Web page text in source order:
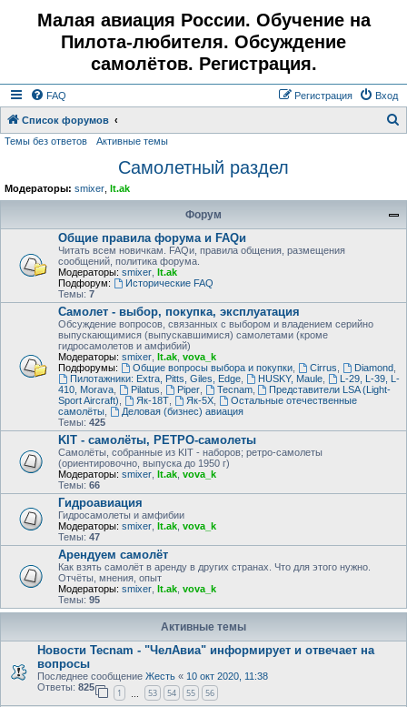
Малая авиация России. Обучение на
Пилота-любителя. Обсуждение
самолётов. Регистрация.
FAQ Вход
Регистрация
Список форумов
Темы без ответов Активные темы
Самолетный раздел
Модераторы: smixer lt.ak
Форум
Общие правила форума и FAQи
Читать всем новичкам. FAQи, правила общения, размещения
сообщений, политика форума.
Модераторы: smixer lt.ak
Подфорум:
Исторические FAQ
Темы: 7
Самолет - выбор, покупка, эксплуатация
Обсуждение вопросов, связанных с выбором и владением серийно
выпускающимися (выпускавшимися) самолетами (кроме
гидросамолетов и амфибий)
Модераторы: smixer lt.ak vova_k
Подфорумы:
Общие вопросы выбора и покупки, Cirrus Diamond,
Пилотажники: Extra, Pitts, Giles, Edge, HUSKY, Maule,
L-29, L-39, L-
410, Morava
Pilatus Piper, Tecnam,
Представители LSA (Light-
Sport Aircraft)
Як-18Т, Як-5Х,
Остальные отечественные
самолёты
Деловая (бизнес) авиация
Темы: 425
KIT - самолёты, РЕТРО-самолеты
Самолёты, собранные из KIT - наборов; ретро-самолеты
(ориентировочно, выпуска до 1950 г)
Модераторы: smixer lt.ak vova_k
Темы: 66
Гидроавиация
Гидросамолеты и амфибии
Модераторы: smixer lt.ak vova_k
Темы: 47
Арендуем самолёт
Как взять самолёт в аренду в других странах. Что для этого нужно.
Отчёты, мнения, опыт
Модераторы: smixer lt.ak vova_k
Темы: 95
Активные темы
Новости Tecnam - "ЧелАвиа" информирует и отвечает на
вопросы
Последнее сообщение Жесть « 10 окт 2020, 11:38
Ответы: 825
1 53 54 55 56